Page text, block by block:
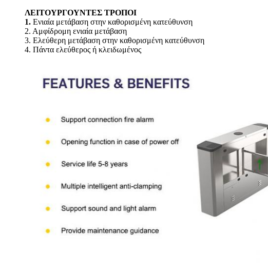
ΛΕΙΤΟΥΡΓΟΥΝΤΕΣ ΤΡΟΠΟΙ
1. Ενιαία μετάβαση στην καθορισμένη κατεύθυνση
2. Αμφίδρομη ενιαία μετάβαση
3. Ελεύθερη μετάβαση στην καθορισμένη κατεύθυνση
4. Πάντα ελεύθερος ή κλειδωμένος